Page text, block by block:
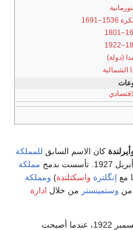
(دولة)
الشمالية
كان الاسم السابق للمملكة
مملكة
مع إنگلترة واسكتلندة) ومملكة
من وستمينستر من خلال ادارة